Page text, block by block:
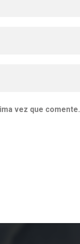
vez que comente.